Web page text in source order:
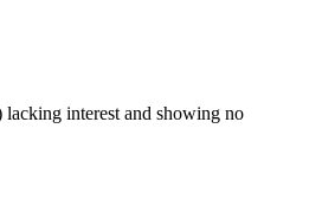
lacking interest and showing no